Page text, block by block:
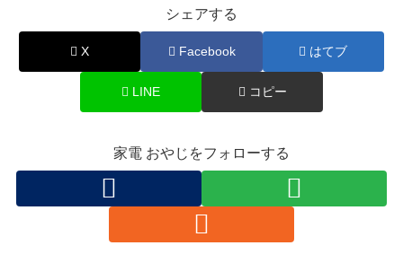
シェアする
X Facebook はてブ
LINE コピー
家電 おやじをフォローする